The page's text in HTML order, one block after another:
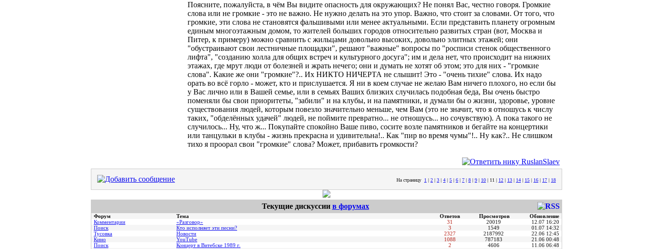
Поясните, пожалуйста, в чём Вы видите опасность для окружающих? Не понял Вас, честно говоря. Громкие
слова или не громкие - это не важно. Не нужно делать на это упор. Важно, что стоит за словами. От того, что
громкие, эти слова не становятся фальшивыми или менее актуальными. Если представить планету огромным
единым многоэтажным домом, то жителей больших городов относительно развитых стран (вот, Москва и
Питер, к примеру) можно сравнить с жильцами довольно высоких, довольно элитных этажей; они
"обустраивают свои лестничные площадки", решают "важные" вопросы по "росписи стенок общественного
лифта", "созданию холла для общих встреч и культурного досуга"; им и дела нет, что происходит на нижних
этажах, где мрут люди от болезней и жрать нечего; они и думать не хотят об этом; это для них - "громкие
слова". Какие же они "громкие"?.. Их НИКТО НИЧЕРТА не слышит! Это - "очень тихие" слова. Их надо
орать во всё горло - может, кто и прислушается. Я ни в коем случае не желаю Вам ничего плохого, но если бы
у Вас лично или в Вашей семье, или в семьях Ваших близких случилась подобная беда, Вы очень быстро
поменяли бы свои приоритеты, "забили" и на клубы, и на памятники, и думали бы о жизни, здоровье, уровне
существования людей, которым повезло значительно меньше, чем Вам (это не значит, что я отношусь к числу
таких, "обделённых удачей" людей, не поймите превратно... не отношусь... но сочувствую). А пока такого не
случилось... Ну, что ж... Покупайте спокойно Ваше пиво, сосите возле памятников и бегайте на концертики
или танцульки в клубы - жизнь прекрасна и удивительна!.. Как "пир во время чумы"!.. Ну как?.. Не слишком
тихо я проорал свои "громкие" слова? Может, прибавить громкости?
На страницу 1 | 2 | 3 | 4 | 5 | 6 | 7 | 8 | 9 | 10 | 11 | 12 | 13 | 14 | 15 | 16 | 17 | 18
Текущие дискуссии в форумах
Форум Тема Ответов Просмотров
Обновление
Комментарии
«Разговор» 31 20019
12.07 16:20
Поиск
Кто исполняет эти песни? 3 1549
01.07 14:32
Тусовка
Новости 2327 2187992
22.06 12:45
Кино
YouTube 1088 787183
21.06 00:48
Поиск
Концерт в Витебске 1989 г. 2 4606
11.06 06:48